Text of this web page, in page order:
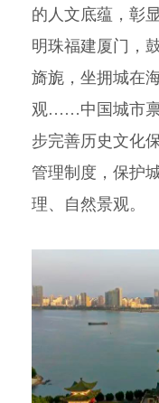
的人文底蕴，彰
明珠福建厦门，
旖旎，坐拥城在
观……中国城市禀
步完善历史文化
管理制度，保护
理、自然景观。